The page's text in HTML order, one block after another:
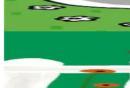
Filouloup aide ses parents dans le
Fililoup part à la campagne